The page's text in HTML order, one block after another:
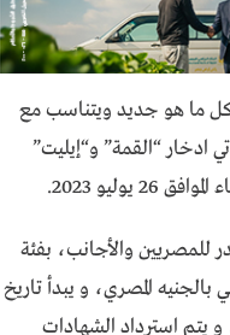
كل ما هو جديد ويتناسب مع
ادخار“القمة” و“إيليت”
الموافق
يوليو
والأجانب، بفئة
بالجنيه المصري، و يبدأ تاريخ
و يتم استرداد الشهادات